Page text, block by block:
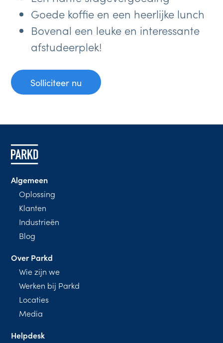
Goede koffie en een heerlijke lunch
Bovenal een leuke en interessante
afstudeerplek!
Solliciteer nu
Algemeen
Oplossing
Klanten
Industrieën
Blog
Over Parkd
Wie zijn we
Werken bij Parkd
Locaties
Media
Helpdesk